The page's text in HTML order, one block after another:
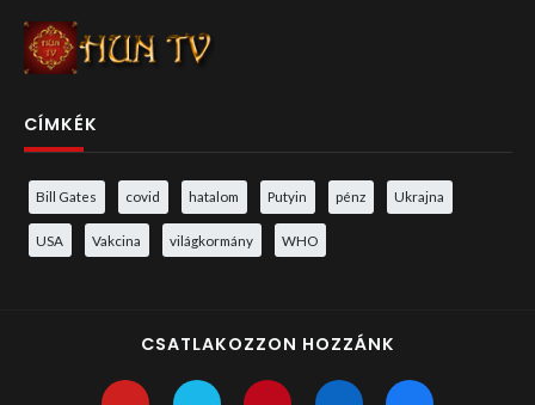
CÍMKÉK
Bill Gates covid hatalom Putyin pénz Ukrajna
USA Vakcina világkormány WHO
CSATLAKOZZON HOZZÁNK